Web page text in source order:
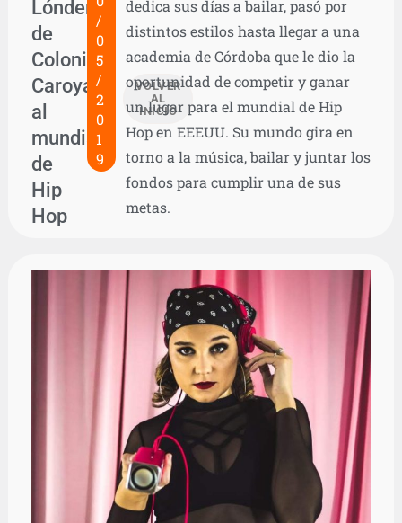
Lóndero
de
Colonia
Caroya
al
mundial
de
Hip
Hop
/
0
5
/
2
0
1
9
VOLVER
AL
INICIO
dedica sus días a bailar, pasó por
distintos estilos hasta llegar a una
academia de Córdoba que le dio la
oportunidad de competir y ganar
un lugar para el mundial de Hip
Hop en EEEUU. Su mundo gira en
torno a la música, bailar y juntar los
fondos para cumplir una de sus
metas.